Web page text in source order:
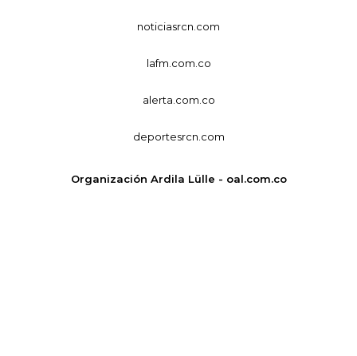
noticiasrcn.com
lafm.com.co
alerta.com.co
deportesrcn.com
Organización Ardila Lülle - oal.com.co